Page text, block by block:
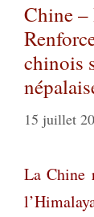
Chine –
chinois
15 juillet
La Chine